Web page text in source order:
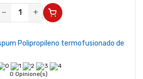
−
+
Polipropileno termofusionado de
0 Opinione(s)